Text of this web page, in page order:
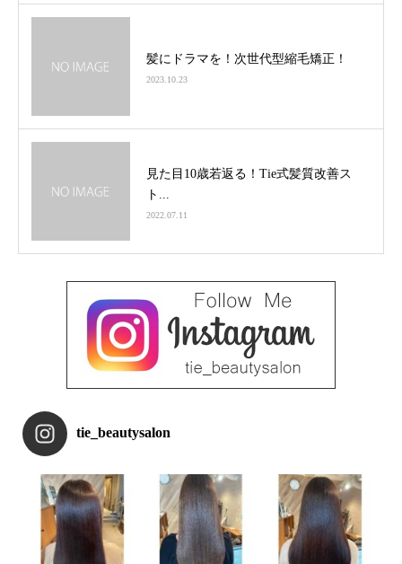
髪にドラマを！次世代型縮毛矯正！
2023.10.23
見た目10歳若返る！Tie式髪質改善ス
ト...
2022.07.11
tie_beautysalon